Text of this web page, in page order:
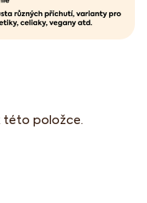
této položce.